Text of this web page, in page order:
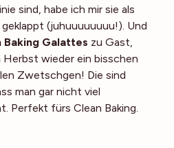
sind, habe ich mir sie als
(juhuuuuuuuu!). Und
Baking Galattes zu Gast,
Herbst wieder ein bisschen
Zwetschgen! Die sind
man gar nicht viel
Perfekt fürs Clean Baking.